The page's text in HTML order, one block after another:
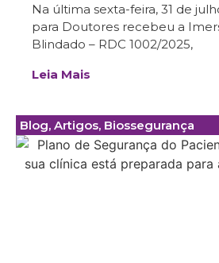
Na última sexta-feira, 31 de
para Doutores recebeu a
Blindado – RDC 1002/2025,
Leia Mais
Blog, Artigos, Biossegurança